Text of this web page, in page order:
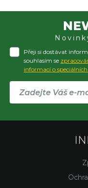
Přeji si dostávat
souhlasím se
informací o